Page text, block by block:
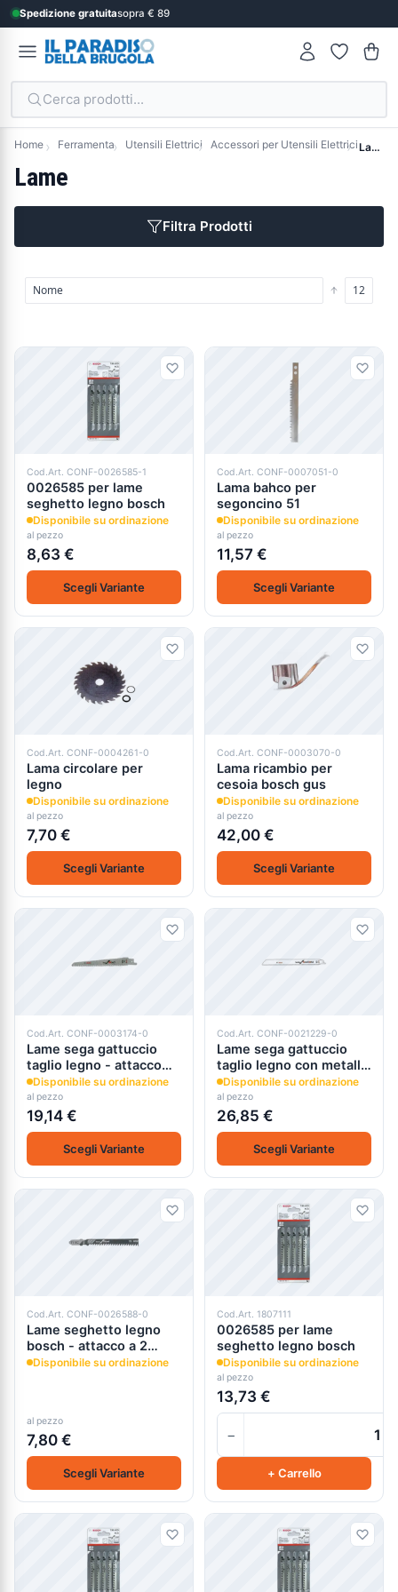
Spedizione gratuitasopra € 89
Cerca prodotti...
Home Ferramenta Utensili Elettrici Accessori per Utensili Elettrici Lame
Lame
Filtra Prodotti
Prodotti
Cod.Art. CONF-0026585-1
0026585 per lame
seghetto legno bosch
Disponibile su ordinazione
al pezzo
8,63 €
Scegli Variante
Cod.Art. CONF-0007051-0
Lama bahco per
segoncino 51
Disponibile su ordinazione
al pezzo
11,57 €
Scegli Variante
Cod.Art. CONF-0004261-0
Lama circolare per
legno
Disponibile su ordinazione
al pezzo
7,70 €
Scegli Variante
Cod.Art. CONF-0003070-0
Lama ricambio per
cesoia bosch gus
Disponibile su ordinazione
al pezzo
42,00 €
Scegli Variante
Cod.Art. CONF-0003174-0
Lame sega gattuccio
taglio legno - attacco
universale 1/2"
Disponibile su ordinazione
al pezzo
19,14 €
Scegli Variante
Cod.Art. CONF-0021229-0
Lame sega gattuccio
taglio legno con metallo
- attacco universale 1/2"
Disponibile su ordinazione
al pezzo
26,85 €
Scegli Variante
Cod.Art. CONF-0026588-0
Lame seghetto legno
bosch - attacco a 2
denti
Disponibile su ordinazione
al pezzo
7,80 €
Scegli Variante
Cod.Art. 1807111
0026585 per lame
seghetto legno bosch
Disponibile su ordinazione
al pezzo
13,73 €
−
+ Carrello